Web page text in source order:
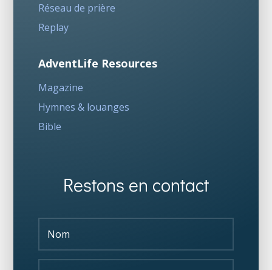
Réseau de prière
Replay
AdventLife Resources
Magazine
Hymnes & louanges
Bible
Restons en contact